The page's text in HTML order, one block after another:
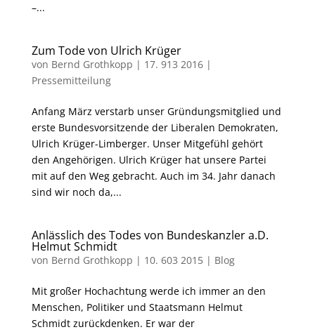
–...
Zum Tode von Ulrich Krüger
von Bernd Grothkopp | 17. 913 2016|
Pressemitteilung
Anfang März verstarb unser Gründungsmitglied und
erste Bundesvorsitzende der Liberalen Demokraten,
Ulrich Krüger-Limberger. Unser Mitgefühl gehört
den Angehörigen. Ulrich Krüger hat unsere Partei
mit auf den Weg gebracht. Auch im 34. Jahr danach
sind wir noch da,...
Anlässlich des Todes von Bundeskanzler a.D.
Helmut Schmidt
von Bernd Grothkopp | 10. 603 2015| Blog
Mit großer Hochachtung werde ich immer an den
Menschen, Politiker und Staatsmann Helmut
Schmidt zurückdenken. Er war der